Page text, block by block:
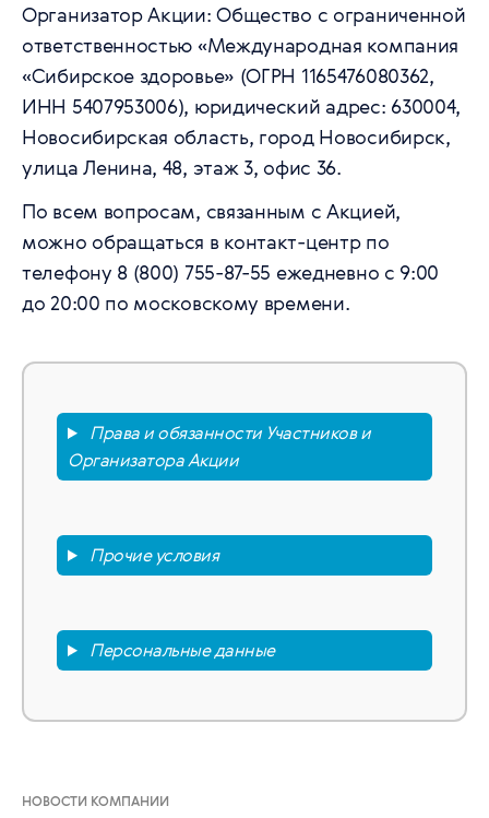
Организатор Акции: Общество с ограниченной
ответственностью «Международная компания
«Сибирское здоровье» (ОГРН 1165476080362,
ИНН 5407953006), юридический адрес: 630004,
Новосибирская область, город Новосибирск,
улица Ленина, 48, этаж 3, офис 36.
По всем вопросам, связанным с Акцией,
можно обращаться в контакт-центр по
телефону 8 (800) 755-87-55 ежедневно c 9:00
до 20:00 по московскому времени.
Права и обязанности Участников и
Организатора Акции
Прочие условия
Персональные данные
НОВОСТИ КОМПАНИИ